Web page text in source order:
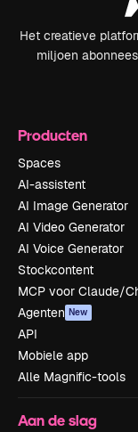
Het creatieve
miljoen
Producten
Spaces
AI-assistent
AI Image Generator
AI Video Generator
AI Voice Generator
Stockcontent
MCP voor Claude/
Agenten New
API
Mobiele app
Alle Magnific-tools
Aan de slag